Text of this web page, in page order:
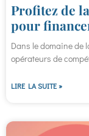
Profitez de
pour
Dans le domaine de
opérateurs de
LIRE LA SUITE »